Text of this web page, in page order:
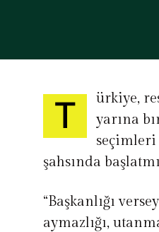
T
ürkiye,
yarına
seçimleri
şahsında
“Başkanlığı
aymazlığı,